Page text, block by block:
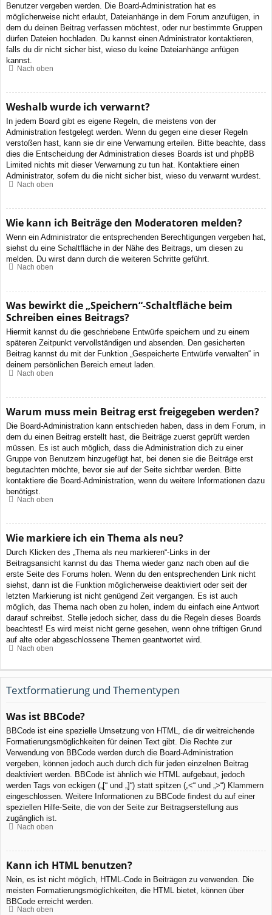
Benutzer vergeben werden. Die Board-Administration hat es
möglicherweise nicht erlaubt, Dateianhänge in dem Forum anzufügen, in
dem du deinen Beitrag verfassen möchtest, oder nur bestimmte Gruppen
dürfen Dateien hochladen. Du kannst einen Administrator kontaktieren,
falls du dir nicht sicher bist, wieso du keine Dateianhänge anfügen
kannst.
Nach oben
Weshalb wurde ich verwarnt?
In jedem Board gibt es eigene Regeln, die meistens von der
Administration festgelegt werden. Wenn du gegen eine dieser Regeln
verstoßen hast, kann sie dir eine Verwarnung erteilen. Bitte beachte, dass
dies die Entscheidung der Administration dieses Boards ist und phpBB
Limited nichts mit dieser Verwarnung zu tun hat. Kontaktiere einen
Administrator, sofern du die nicht sicher bist, wieso du verwarnt wurdest.
Nach oben
Wie kann ich Beiträge den Moderatoren melden?
Wenn ein Administrator die entsprechenden Berechtigungen vergeben hat,
siehst du eine Schaltfläche in der Nähe des Beitrags, um diesen zu
melden. Du wirst dann durch die weiteren Schritte geführt.
Nach oben
Was bewirkt die „Speichern“-Schaltfläche beim
Schreiben eines Beitrags?
Hiermit kannst du die geschriebene Entwürfe speichern und zu einem
späteren Zeitpunkt vervollständigen und absenden. Den gesicherten
Beitrag kannst du mit der Funktion „Gespeicherte Entwürfe verwalten“ in
deinem persönlichen Bereich erneut laden.
Nach oben
Warum muss mein Beitrag erst freigegeben werden?
Die Board-Administration kann entschieden haben, dass in dem Forum, in
dem du einen Beitrag erstellt hast, die Beiträge zuerst geprüft werden
müssen. Es ist auch möglich, dass die Administration dich zu einer
Gruppe von Benutzern hinzugefügt hat, bei denen sie die Beiträge erst
begutachten möchte, bevor sie auf der Seite sichtbar werden. Bitte
kontaktiere die Board-Administration, wenn du weitere Informationen dazu
benötigst.
Nach oben
Wie markiere ich ein Thema als neu?
Durch Klicken des „Thema als neu markieren“-Links in der
Beitragsansicht kannst du das Thema wieder ganz nach oben auf die
erste Seite des Forums holen. Wenn du den entsprechenden Link nicht
siehst, dann ist die Funktion möglicherweise deaktiviert oder seit der
letzten Markierung ist nicht genügend Zeit vergangen. Es ist auch
möglich, das Thema nach oben zu holen, indem du einfach eine Antwort
darauf schreibst. Stelle jedoch sicher, dass du die Regeln dieses Boards
beachtest! Es wird meist nicht gerne gesehen, wenn ohne triftigen Grund
auf alte oder abgeschlossene Themen geantwortet wird.
Nach oben
Textformatierung und Thementypen
Was ist BBCode?
BBCode ist eine spezielle Umsetzung von HTML, die dir weitreichende
Formatierungsmöglichkeiten für deinen Text gibt. Die Rechte zur
Verwendung von BBCode werden durch die Board-Administration
vergeben, können jedoch auch durch dich für jeden einzelnen Beitrag
deaktiviert werden. BBCode ist ähnlich wie HTML aufgebaut, jedoch
werden Tags von eckigen („[“ und „]“) statt spitzen („<“ und „>“) Klammern
eingeschlossen. Weitere Informationen zu BBCode findest du auf einer
speziellen Hilfe-Seite, die von der Seite zur Beitragserstellung aus
zugänglich ist.
Nach oben
Kann ich HTML benutzen?
Nein, es ist nicht möglich, HTML-Code in Beiträgen zu verwenden. Die
meisten Formatierungsmöglichkeiten, die HTML bietet, können über
BBCode erreicht werden.
Nach oben